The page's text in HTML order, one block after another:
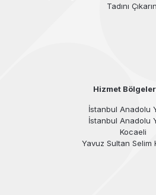
Tadını
Hizmet
İstanbul Anadolu
İstanbul Anadolu
Kocaeli
Yavuz Sultan Selim